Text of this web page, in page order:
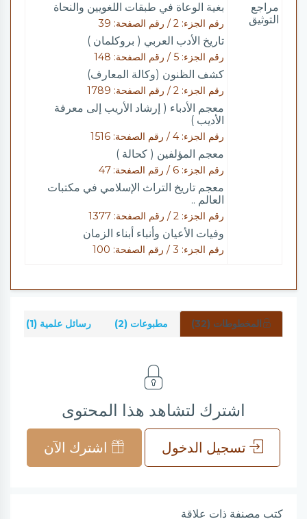
مراجع
التوثيق
بغية الوعاة في طبقات اللغويين والنحاة
رقم الجزء: 2 / رقم الصفحة: 39
تاريخ الأدب العربي ( بروكلمان )
رقم الجزء: 5 / رقم الصفحة: 148
كشف الظنون (وكالة المعارف)
رقم الجزء: 2 / رقم الصفحة: 1789
معجم الأدباء ( إرشاد الأريب إلى معرفة
الأديب )
رقم الجزء: 4 / رقم الصفحة: 1516
معجم المؤلفين ( كحالة )
رقم الجزء: 6 / رقم الصفحة: 47
معجم تاريخ التراث الإسلامي في مكتبات
العالم ..
رقم الجزء: 2 / رقم الصفحة: 1377
وفيات الأعيان وأنباء أبناء الزمان
رقم الجزء: 3 / رقم الصفحة: 100
المخطوطات (32) مطبوعات (2) رسائل علمية (1)
اشترك لتشاهد هذا المحتوى
تسجيل الدخول اشترك الآن
كتب مصنفة ذات علاقة